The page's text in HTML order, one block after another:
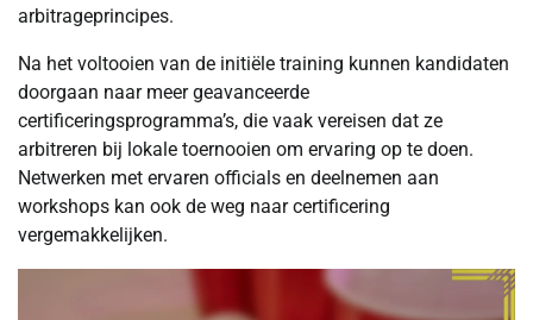
arbitrageprincipes.
Na het voltooien van de initiële training kunnen kandidaten
doorgaan naar meer geavanceerde
certificeringsprogramma’s, die vaak vereisen dat ze
arbitreren bij lokale toernooien om ervaring op te doen.
Netwerken met ervaren officials en deelnemen aan
workshops kan ook de weg naar certificering
vergemakkelijken.